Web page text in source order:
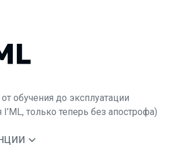
обучения до эксплуатации
только теперь без апострофа)